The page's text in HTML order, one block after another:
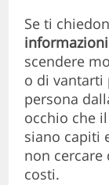
Se ti
scendere
o di vantarti
persona
occhio che
siano capiti
non
costi.